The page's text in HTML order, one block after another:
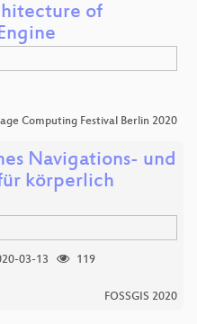
of
Computing Festival Berlin 2020
Navigations- und
körperlich
03-13
119
FOSSGIS 2020